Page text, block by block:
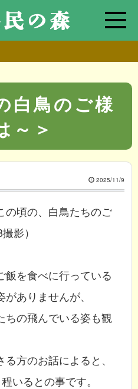
白鳥のご様
～＞
2025/11/9
の頃の、白鳥たちのご
影）
飯を食べに行っている
ありませんが、
ちの飛んでいる姿も観
方のお話によると、
いるとの事です。